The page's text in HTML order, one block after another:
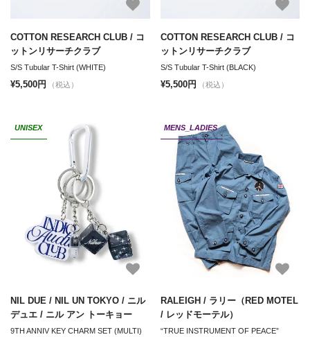
COTTON RESEARCH CLUB / コ
ットンリサーチクラブ
S/S Tubular T-Shirt (WHITE)
¥5,500円 （税込）
COTTON RESEARCH CLUB / コ
ットンリサーチクラブ
S/S Tubular T-Shirt (BLACK)
¥5,500円 （税込）
UNISEX
NIL DUE / NIL UN TOKYO / ニル
デュエ / ニル アン トーキョー
9TH ANNIV KEY CHARM SET (MULTI)
MENS_LADIES
RALEIGH / ラリー（RED MOTEL
/ レッドモーテル）
“TRUE INSTRUMENT OF PEACE”